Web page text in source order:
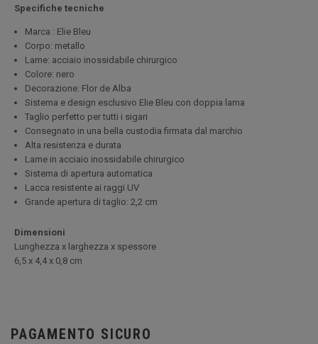
Specifiche tecniche
Marca : Elie Bleu
Corpo: metallo
Lame: acciaio inossidabile chirurgico
Colore: nero
Decorazione: Flor de Alba
Sistema e design esclusivo Elie Bleu con doppia lama
Taglio perfetto per tutti i sigari
Consegnato in una bella custodia firmata dal marchio
Alta resistenza e durata
Lame in acciaio inossidabile chirurgico
Sistema di apertura automatica
Lacca resistente ai raggi UV
Grande apertura di taglio: 2,2 cm
Dimensioni
Lunghezza x larghezza x spessore
6,5 x 4,4 x 0,8 cm
PAGAMENTO SICURO